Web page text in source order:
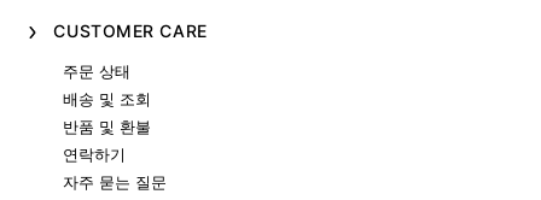
CUSTOMER CARE
주문 상태
배송 및 조회
반품 및 환불
연락하기
자주 묻는 질문